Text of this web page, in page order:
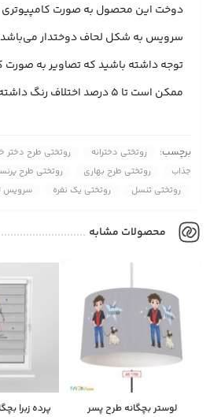
دوخت این محصول به صورت
سرویس به شکل لحاف دوختدار
توجه داشته باشید که تصاویر به صورت
ممکن است تا 5 درصد اختلاف رنگ داشته باشد.
برچسب: روتختی دخترانه روتختی طرح دختر
جذاب
روتختی طرح بهاری روتختی طرح
روتختی تنسل
روتختی یک نفره سرویس
محصولات مشابه
لوستر بچگانه طرح پسر
پرده زبرا